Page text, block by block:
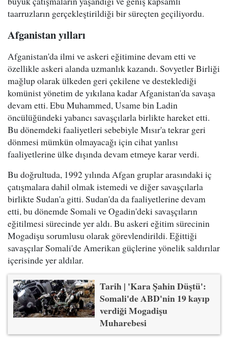
taarruzların gerçekleştirildiği bir süreçten geçiliyordu.
Afganistan yılları
Afganistan'da ilmi ve askeri eğitimine devam etti ve
özellikle askeri alanda uzmanlık kazandı. Sovyetler Birliği
mağlup olarak ülkeden geri çekilene ve desteklediği
komünist yönetim de yıkılana kadar Afganistan'da savaşa
devam etti. Ebu Muhammed, Usame bin Ladin
öncülüğündeki yabancı savaşçılarla birlikte hareket etti.
Bu dönemdeki faaliyetleri sebebiyle Mısır'a tekrar geri
dönmesi mümkün olmayacağı için cihat yanlısı
faaliyetlerine ülke dışında devam etmeye karar verdi.
Bu doğrultuda, 1992 yılında Afgan gruplar arasındaki iç
çatışmalara dahil olmak istemedi ve diğer savaşçılarla
birlikte Sudan'a gitti. Sudan'da da faaliyetlerine devam
etti, bu dönemde Somali ve Ogadin'deki savaşçıların
eğitilmesi sürecinde yer aldı. Bu askeri eğitim sürecinin
Mogadişu sorumlusu olarak görevlendirildi. Eğittiği
savaşçılar Somali'de Amerikan güçlerine yönelik saldırılar
içerisinde yer aldılar.
Tarih | 'Kara Şahin Düştü':
Somali'de ABD'nin 19 kayıp
verdiği Mogadişu
Muharebesi